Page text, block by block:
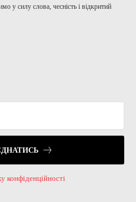
у силу слова, чесність і відкритий
конфіденційності